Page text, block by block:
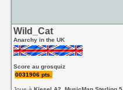
Wild_Cat
Anarchy in the UK
Score au grosquiz
0031906 pts.